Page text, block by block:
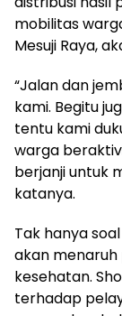
mobilitas
Mesuji Raya,
“Jalan dan
kami. Begitu
tentu kami
warga
berjanji untuk
katanya.
Tak hanya
akan
kesehatan.
terhadap